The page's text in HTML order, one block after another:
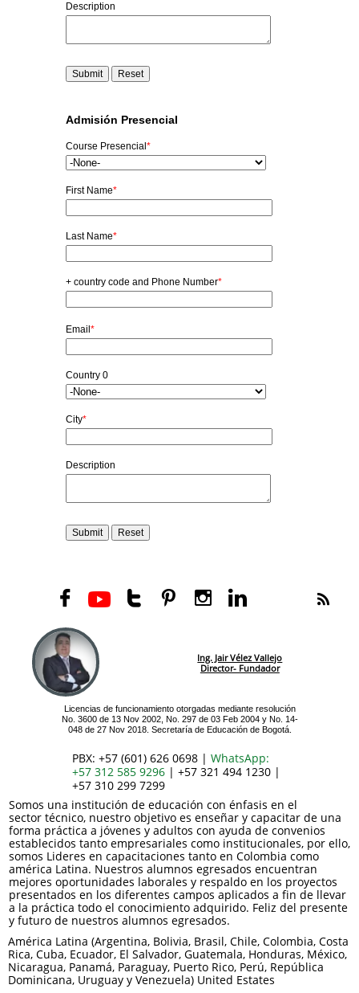
     
Ing. Jair Vélez Vallejo
Director- Fundador
Licencias de funcionamiento otorgadas mediante resolución
No. 3600 de 13 Nov 2002, No. 297 de 03 Feb 2004 y No. 14-
048 de 27 Nov 2018. Secretaría de Educación de Bogotá.
PBX: +57 (601) 626 0698 | WhatsApp:
+57 312 585 9296 | +57 321 494 1230 |
+57 310 299 7299
Somos una institución de educación con énfasis en el
sector técnico, nuestro objetivo es enseñar y capacitar de una
forma práctica a jóvenes y adultos con ayuda de convenios
establecidos tanto empresariales como institucionales, por ello,
somos Lideres en capacitaciones tanto en Colombia como
américa Latina. Nuestros alumnos egresados encuentran
mejores oportunidades laborales y respaldo en los proyectos
presentados en los diferentes campos aplicados a fin de llevar
a la práctica todo el conocimiento adquirido. Feliz del presente
y futuro de nuestros alumnos egresados.
América Latina (Argentina, Bolivia, Brasil, Chile, Colombia, Costa
Rica, Cuba, Ecuador, El Salvador, Guatemala, Honduras, México,
Nicaragua, Panamá, Paraguay, Puerto Rico, Perú, República
Dominicana, Uruguay y Venezuela) United Estates